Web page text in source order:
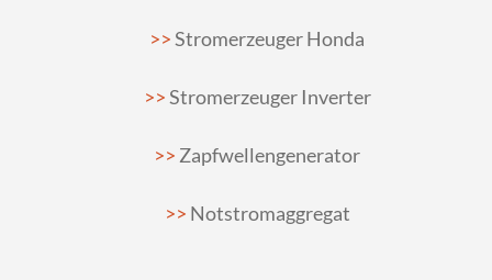
Stromerzeuger Honda
Stromerzeuger Inverter
Zapfwellengenerator
Notstromaggregat